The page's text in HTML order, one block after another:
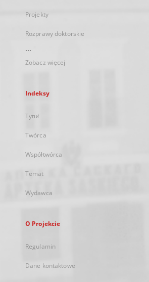
Projekty
Rozprawy doktorskie
...
Zobacz więcej
Indeksy
Tytuł
Twórca
Współtwórca
Temat
Wydawca
O Projekcie
Regulamin
Dane kontaktowe